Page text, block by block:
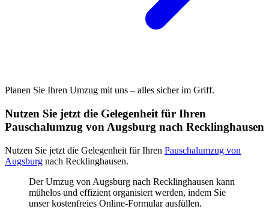
Planen Sie Ihren Umzug mit uns – alles sicher im Griff.
Nutzen Sie jetzt die Gelegenheit für Ihren
Pauschalumzug von Augsburg nach Recklinghausen
Nutzen Sie jetzt die Gelegenheit für Ihren Pauschalumzug von
Augsburg nach Recklinghausen.
Der Umzug von Augsburg nach Recklinghausen kann
mühelos und effizient organisiert werden, indem Sie
unser kostenfreies Online-Formular ausfüllen.